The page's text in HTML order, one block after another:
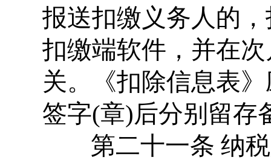
报送扣缴义务人的
扣缴端软件，并在
关。《扣除信息表
签字(章)后分别留存
第二十一条 纳